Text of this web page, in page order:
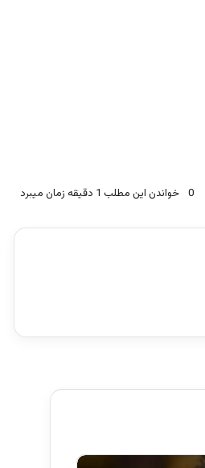
0 خواندن این مطلب 1 دقیقه زمان میبرد